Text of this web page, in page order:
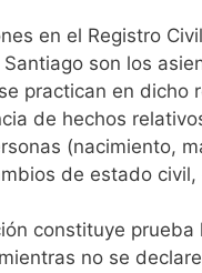
en el Registro
son los
practican en dicho
de hechos
(nacimiento,
de estado civil,
constituye prueba
no se